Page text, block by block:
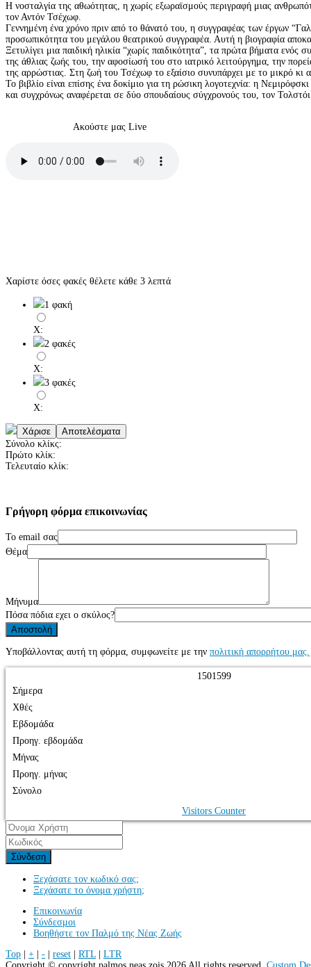
Η νοσταλγία της αθωότητας, η χωρίς εξωραϊσμούς περιγραφή μιας
τον Αντόν Τσέχωφ.
Γεννημένη ένα χρόνο πριν από το θάνατό του, η συγγραφέας των έργων
προσωπικότητα του μεγάλου θεατρικού συγγραφέα. Αυτή η βιογραφία
Ξετυλίγει μια παιδική ηλικία “χωρίς παιδικότητα”, τα πρώτα βήματα ενός
της άθλιας ζωής του, την αφοσίωσή του στο ιατρικό λειτούργημα, την
της αρρώστιας. Στη ζωή του Τσέχωφ το εξαίσιο συνυπάρχει με το μικρό
Το βιβλίο είναι επίσης ένα δοκίμιο για τη ρώσικη λογοτεχνία: η
και συγχρόνως αναφέρεται σε δύο σπουδαίους σύγχρονούς του, τον
Ακούστε μας Live
Χαρίστε όσες φακές θέλετε κάθε 3 λεπτά
1 φακή
X:
2 φακές
X:
3 φακές
X:
Σύνολο κλίκς:
Πρώτο κλίκ:
Τελευταίο κλίκ:
Γρήγορη φόρμα επικοινωνίας
Το email σας
Θέμα
Μήνυμα
Πόσα πόδια εχει ο σκύλος?
Υποβάλλοντας αυτή τη φόρμα, συμφωνείτε με την πολιτική απορρήτου μας.
1501599
Σήμερα
Χθές
Εβδομάδα
Προηγ. εβδομάδα
Μήνας
Προηγ. μήνας
Σύνολο
Visitors Counter
Σύνδεση
Ξεχάσατε τον κωδικό σας;
Ξεχάσατε το όνομα χρήστη;
Επικοινωνία
Σύνδεσμοι
Βοηθήστε τον Παλμό της Νέας Ζωής
Top
+ - reset RTL
LTR